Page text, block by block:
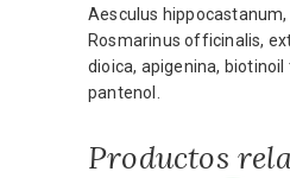
Aesculus
Rosmarinus officinalis,
dioica, apigenina,
pantenol.
Productos